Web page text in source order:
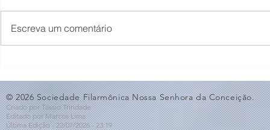
🎵🎶
ao Dia dos
Escreva um comentário
© 2026 Sociedade Filarmônica Nossa Senhora da Conceição.
Criado por Tássio Trindade
Editado por Marcos Lima
Última Edição - 22/07/2026- 23:19